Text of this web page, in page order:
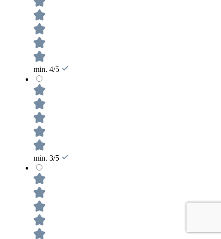
min. 4/5
min. 3/5